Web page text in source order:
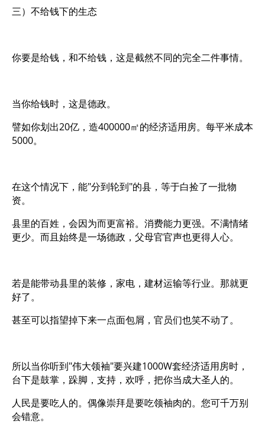
三）不给钱下的生态
你要是给钱，和不给钱，这是截然不同的完全二件事情。
当你给钱时，这是德政。
譬如你划出20亿，造400000㎡的经济适用房。每平米成本
5000。
在这个情况下，能"分到轮到"的县，等于白捡了一批物
资。
县里的百姓，会因为而更富裕。消费能力更强。不满情绪
更少。而且始终是一场德政，父母官官声也更得人心。
若是能带动县里的装修，家电，建材运输等行业。那就更
好了。
甚至可以指望掉下来一点面包屑，官员们也笑不动了。
所以当你听到"伟大领袖"要兴建1000W套经济适用房时，
台下是鼓掌，跺脚，支持，欢呼，把你当成大圣人的。
人民是要吃人的。偶像崇拜是要吃领袖肉的。您可千万别
会错意。